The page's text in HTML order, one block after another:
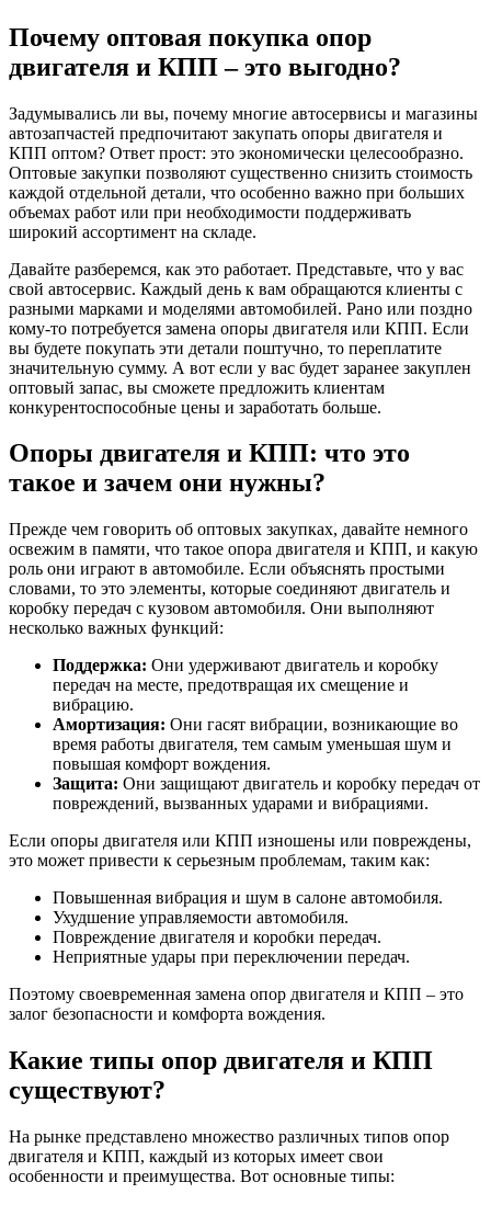
Почему оптовая покупка опор
двигателя и КПП – это выгодно?
Задумывались ли вы, почему многие автосервисы и магазины
автозапчастей предпочитают закупать опоры двигателя и
КПП оптом? Ответ прост: это экономически целесообразно.
Оптовые закупки позволяют существенно снизить стоимость
каждой отдельной детали, что особенно важно при больших
объемах работ или при необходимости поддерживать
широкий ассортимент на складе.
Давайте разберемся, как это работает. Представьте, что у вас
свой автосервис. Каждый день к вам обращаются клиенты с
разными марками и моделями автомобилей. Рано или поздно
кому-то потребуется замена опоры двигателя или КПП. Если
вы будете покупать эти детали поштучно, то переплатите
значительную сумму. А вот если у вас будет заранее закуплен
оптовый запас, вы сможете предложить клиентам
конкурентоспособные цены и заработать больше.
Опоры двигателя и КПП: что это
такое и зачем они нужны?
Прежде чем говорить об оптовых закупках, давайте немного
освежим в памяти, что такое опора двигателя и КПП, и какую
роль они играют в автомобиле. Если объяснять простыми
словами, то это элементы, которые соединяют двигатель и
коробку передач с кузовом автомобиля. Они выполняют
несколько важных функций:
Поддержка: Они удерживают двигатель и коробку
передач на месте, предотвращая их смещение и
вибрацию.
Амортизация: Они гасят вибрации, возникающие во
время работы двигателя, тем самым уменьшая шум и
повышая комфорт вождения.
Защита: Они защищают двигатель и коробку передач от
повреждений, вызванных ударами и вибрациями.
Если опоры двигателя или КПП изношены или повреждены,
это может привести к серьезным проблемам, таким как:
Повышенная вибрация и шум в салоне автомобиля.
Ухудшение управляемости автомобиля.
Повреждение двигателя и коробки передач.
Неприятные удары при переключении передач.
Поэтому своевременная замена опор двигателя и КПП – это
залог безопасности и комфорта вождения.
Какие типы опор двигателя и КПП
существуют?
На рынке представлено множество различных типов опор
двигателя и КПП, каждый из которых имеет свои
особенности и преимущества. Вот основные типы: